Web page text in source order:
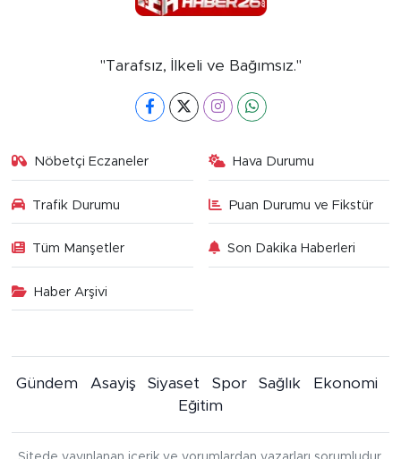
"Tarafsız, İlkeli ve Bağımsız."
Nöbetçi Eczaneler Hava Durumu
Trafik Durumu Puan Durumu ve Fikstür
Tüm Manşetler Son Dakika Haberleri
Haber Arşivi
Gündem Asayiş Siyaset Spor Sağlık
Ekonomi
Eğitim